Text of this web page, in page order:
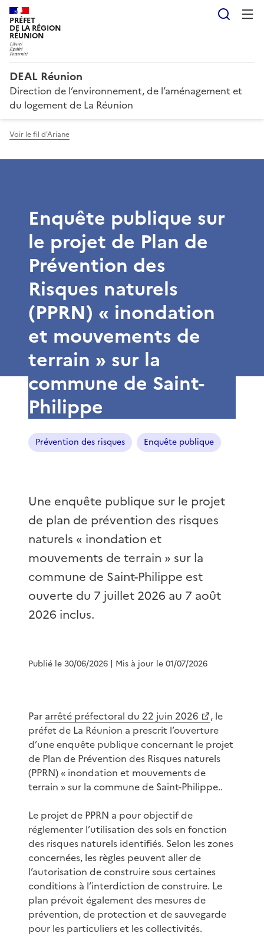
PRÉFET
DE LA RÉGION
RÉUNION
DEAL Réunion
Direction de l’environnement, de l’aménagement et
du logement de La Réunion
Voir le fil d'Ariane
Enquête publique sur
le projet de Plan de
Prévention des
Risques naturels
(PPRN) « inondation
et mouvements de
terrain » sur la
commune de Saint-
Philippe
Prévention des risques Enquête publique
Une enquête publique sur le projet
de plan de prévention des risques
naturels « inondation et
mouvements de terrain » sur la
commune de Saint-Philippe est
ouverte du 7 juillet 2026 au 7 août
2026 inclus.
Publié le 30/06/2026 | Mis à jour le 01/07/2026
Par arrêté préfectoral du 22 juin 2026
, le
préfet de La Réunion a prescrit l’ouverture
d’une enquête publique concernant le projet
de Plan de Prévention des Risques naturels
(PPRN) « inondation et mouvements de
terrain » sur la commune de Saint-Philippe..
Le projet de PPRN a pour objectif de
réglementer l’utilisation des sols en fonction
des risques naturels identifiés. Selon les zones
concernées, les règles peuvent aller de
l’autorisation de construire sous certaines
conditions à l’interdiction de construire. Le
plan prévoit également des mesures de
prévention, de protection et de sauvegarde
pour les particuliers et les collectivités.